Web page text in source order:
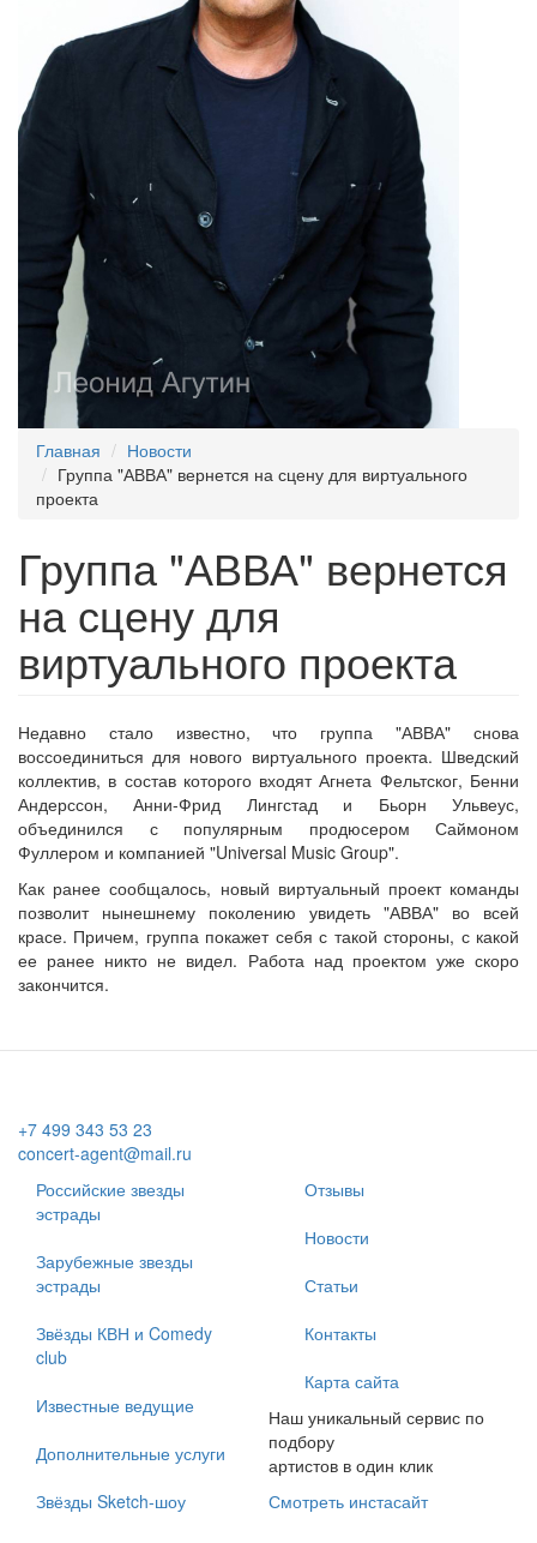
Главная
Новости
Группа "АВВА" вернется на сцену для виртуального
проекта
Группа "АВВА" вернется
на сцену для
виртуального проекта
Недавно стало известно, что группа "АВВА" снова
воссоединиться для нового виртуального проекта. Шведский
коллектив, в состав которого входят Агнета Фельтског, Бенни
Андерссон, Анни-Фрид Лингстад и Бьорн Ульвеус,
объединился с популярным продюсером Саймоном
Фуллером и компанией "Universal Music Group".
Как ранее сообщалось, новый виртуальный проект команды
позволит нынешнему поколению увидеть "АВВА" во всей
красе. Причем, группа покажет себя с такой стороны, с какой
ее ранее никто не видел. Работа над проектом уже скоро
закончится.
+7 499 343 53 23
concert-agent@mail.ru
Российские звезды
эстрады
Зарубежные звезды
эстрады
Звёзды КВН и Comedy
club
Известные ведущие
Дополнительные услуги
Звёзды Sketch-шоу
Отзывы
Новости
Статьи
Контакты
Карта сайта
Наш уникальный сервис по
подбору
артистов в один клик
Смотреть инстасайт